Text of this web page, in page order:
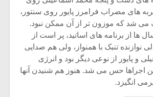
های مضراب فرامرز پایور روی سنتور،
شد که موزون تر از آن ممکن نبود.
ها از برنامه های اساتید، پر است از
نوازنده تنبک با همنواز، ولی هم صدایی
و پایور از نوعی دیگر بود و انرژی
اجراها حس می شد. هنوز هم شنیدن آنها
انگیزد.